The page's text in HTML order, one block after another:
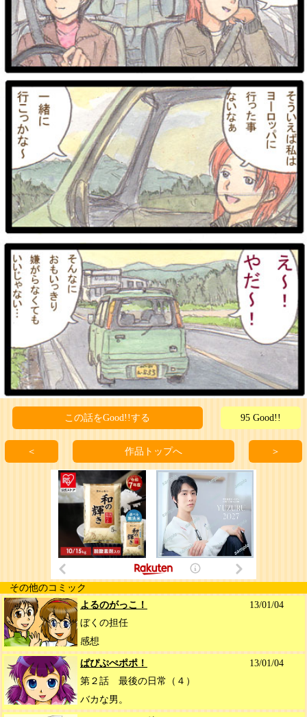
この話をGood!!する 95 Good!!
＜ 作品トップへ ＞
その他のコミック
よるのがっこ！
13/01/04
ぼくの担任
感想
ぱぴぷぺポポ！
13/01/04
第２話 最後の日常（４）
バカな男。